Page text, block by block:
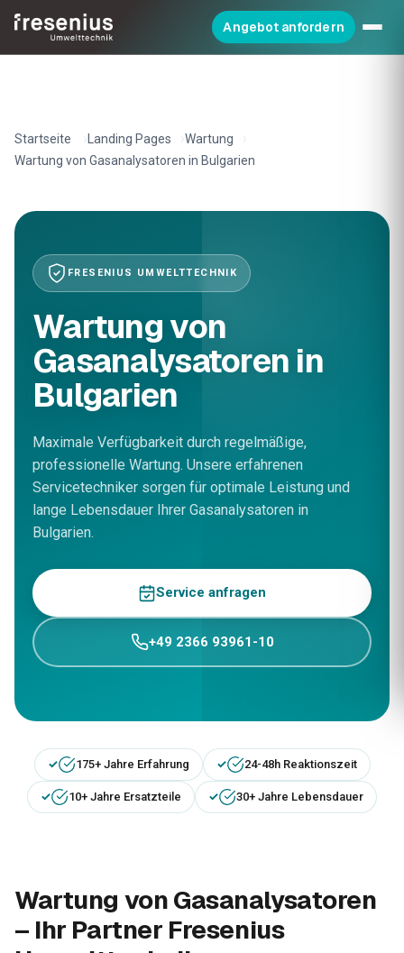
Angebot anfordern
Startseite Landing Pages
Wartung
Wartung von Gasanalysatoren in Bulgarien
FRESENIUS UMWELTTECHNIK
Wartung von
Gasanalysatoren in
Bulgarien
Maximale Verfügbarkeit durch regelmäßige,
professionelle Wartung. Unsere erfahrenen
Servicetechniker sorgen für optimale Leistung und
lange Lebensdauer Ihrer Gasanalysatoren in
Bulgarien.
Service anfragen
+49 2366 93961-10
175+ Jahre Erfahrung 24-48h Reaktionszeit
10+ Jahre Ersatzteile 30+ Jahre Lebensdauer
Wartung von Gasanalysatoren
– Ihr Partner Fresenius